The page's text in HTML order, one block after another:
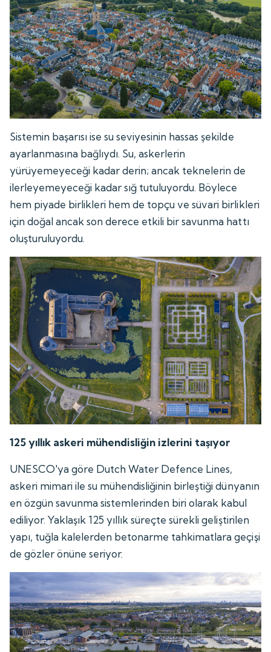
Sistemin başarısı ise su seviyesinin hassas şekilde
ayarlanmasına bağlıydı. Su, askerlerin
yürüyemeyeceği kadar derin; ancak teknelerin de
ilerleyemeyeceği kadar sığ tutuluyordu. Böylece
hem piyade birlikleri hem de topçu ve süvari birlikleri
için doğal ancak son derece etkili bir savunma hattı
oluşturuluyordu.
125 yıllık askeri mühendisliğin izlerini taşıyor
UNESCO'ya göre Dutch Water Defence Lines,
askeri mimari ile su mühendisliğinin birleştiği dünyanın
en özgün savunma sistemlerinden biri olarak kabul
ediliyor. Yaklaşık 125 yıllık süreçte sürekli geliştirilen
yapı, tuğla kalelerden betonarme tahkimatlara geçişi
de gözler önüne seriyor.